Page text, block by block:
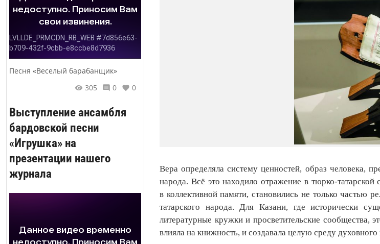
Песня «Веселый барабанщик»
305
0 0
Выступление ансамбля
бардовской песни
«Игрушка» на
презентации нашего
журнала
Вера определяла систему ценностей, образ человека,
народа. Всё это находило отражение в тюрко-татарской
в коллективной памяти, становились не только частью
татарского народа. Для Казани, где исторически
литературные кружки и просветительские сообщества,
влияла на книжность, и создавала целую среду